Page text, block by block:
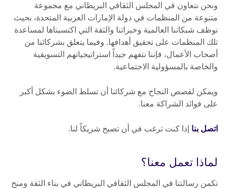
ونحن نتعاون في المجلس الثقافي البريطاني مع مجموعة
متنوعة من المنظمات في دولة الإمارات العربية المتحدة، بحيث
نوظف شبكاتنا العالمية وخبراتنا والثقة التي اكتسبناها لمساعدة
تلك المنظمات على تحقيق أهدافها. وفيما يتعلق بشركائنا من
أصحاب الأعمال، فإننا نتفهم جيداً استراتيجياتهم التسويقية
والخاصة بالمسؤولية الاجتماعية.
ويمكن لقصص النجاح مع شركائنا أن تسلط الضوء بشكل أكبر
على فوائد الشراكة معنا.
اتصل بنا إذا كنت ترغب في أن تصبح شريكاً لنا.
لماذا تعمل معنا؟
تكمن رسالتنا في المجلس الثقافي البريطاني في بناء الثقة ومنح